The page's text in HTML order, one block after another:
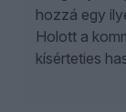
hozzá egy
Holott a
kísérteties